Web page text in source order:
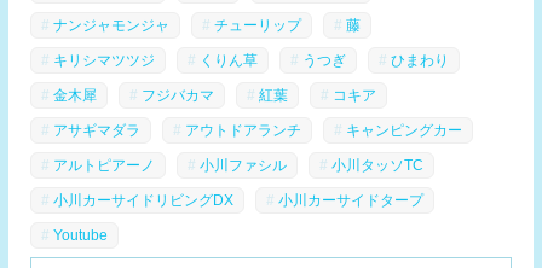
ナンジャモンジャ チューリップ 藤
キリシマツツジ くりん草 うつぎ ひまわり
金木犀 フジバカマ 紅葉 コキア
アサギマダラ アウトドアランチ キャンピングカー
アルトピアーノ 小川ファシル 小川タッソTC
小川カーサイドリビングDX 小川カーサイドタープ
Youtube